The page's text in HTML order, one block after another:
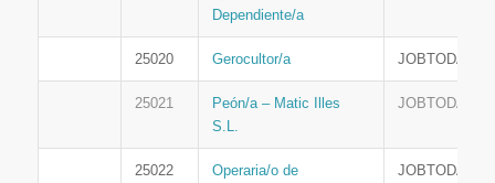
Dependiente/a
25020 Gerocultor/a JOBTODAY
25021
Peón/a – Matic Illes
S.L.
JOBTODAY
25022
Operaria/o de
JOBTODAY